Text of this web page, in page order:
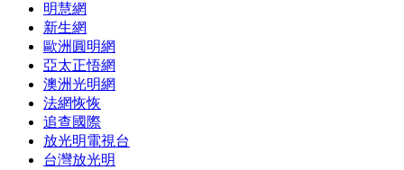
明慧網
新生網
歐洲圓明網
亞太正悟網
澳洲光明網
法網恢恢
追查國際
放光明電視台
台灣放光明